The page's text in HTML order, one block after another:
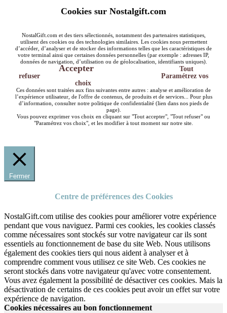
Cookies sur Nostalgift.com
NostalGift.com et des tiers sélectionnés, notamment des partenaires statistiques,
utilisent des cookies ou des technologies similaires. Les cookies nous permettent
d’accéder, d’analyser et de stocker des informations telles que les caractéristiques de
votre terminal ainsi que certaines données personnelles (par exemple : adresses IP,
données de navigation, d’utilisation ou de géolocalisation, identifiants uniques).
Accepter
Tout
refuser
Paramétrez vos
choix
Ces données sont traitées aux fins suivantes entre autres : analyse et amélioration de
l’expérience utilisateur, de l'offre de contenus, de produits et de services... Pour plus
d’information, consulter notre politique de confidentialité (lien dans nos pieds de
page).
Vous pouvez exprimer vos choix en cliquant sur "Tout accepter", "Tout refuser" ou
"Paramétrez vos choix", et les modifier à tout moment sur notre site.
Fermer
Centre de préférences des Cookies
NostalGift.com utilise des cookies pour améliorer votre expérience
pendant que vous naviguez. Parmi ces cookies, les cookies classés
comme nécessaires sont stockés sur votre navigateur car ils sont
essentiels au fonctionnement de base du site Web. Nous utilisons
également des cookies tiers qui nous aident à analyser et à
comprendre comment vous utilisez ce site Web. Ces cookies ne
seront stockés dans votre navigateur qu'avec votre consentement.
Vous avez également la possibilité de désactiver ces cookies. Mais la
désactivation de certains de ces cookies peut avoir un effet sur votre
expérience de navigation.
Cookies nécessaires au bon fonctionnement